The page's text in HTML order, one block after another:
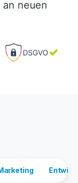
neuen